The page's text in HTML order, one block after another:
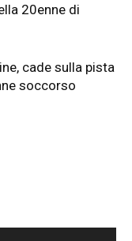
20enne di
cade sulla pista
soccorso